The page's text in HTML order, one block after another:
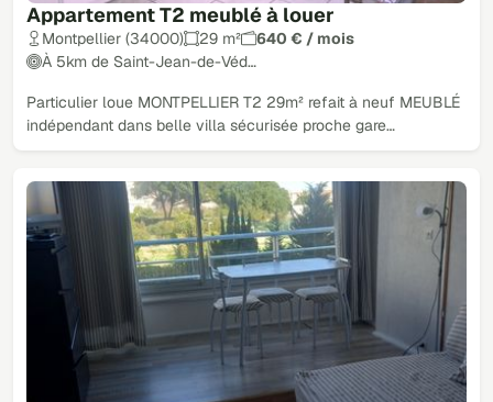
Appartement T2 meublé à louer
Montpellier (34000) 29 m²
640 € / mois
À 5km de Saint-Jean-de-Véd…
Particulier loue MONTPELLIER T2 29m² refait à neuf MEUBLÉ
indépendant dans belle villa sécurisée proche gare…